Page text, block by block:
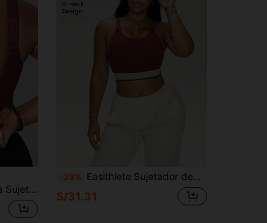
que realza el busto y moldea la espalda.
-28% Easithlete Sujetador deportivo sin costuras y con espalda de tirantes para mujer talla grande
S/31.31